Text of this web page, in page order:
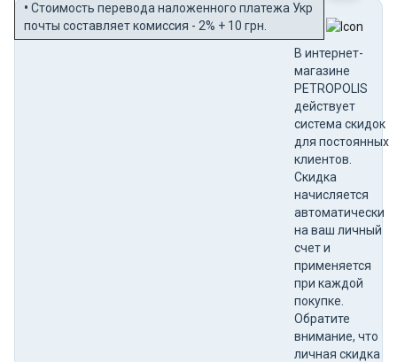
• Стоимость перевода наложенного платежа Укр
почты составляет комиссия - 2% + 10 грн.
В интернет-
магазине
PETROPOLIS
действует
система скидок
для постоянных
клиентов.
Скидка
начисляется
автоматически
на ваш личный
счет и
применяется
при каждой
покупке.
Обратите
внимание, что
личная скидка